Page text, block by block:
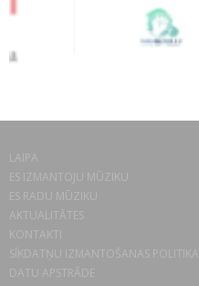
LAIPA
ES IZMANTOJU MŪZIKU
ES RADU MŪZIKU
AKTUALITĀTES
KONTAKTI
SĪKDATŅU IZMANTOŠANAS POLITIKA
DATU APSTRĀDE